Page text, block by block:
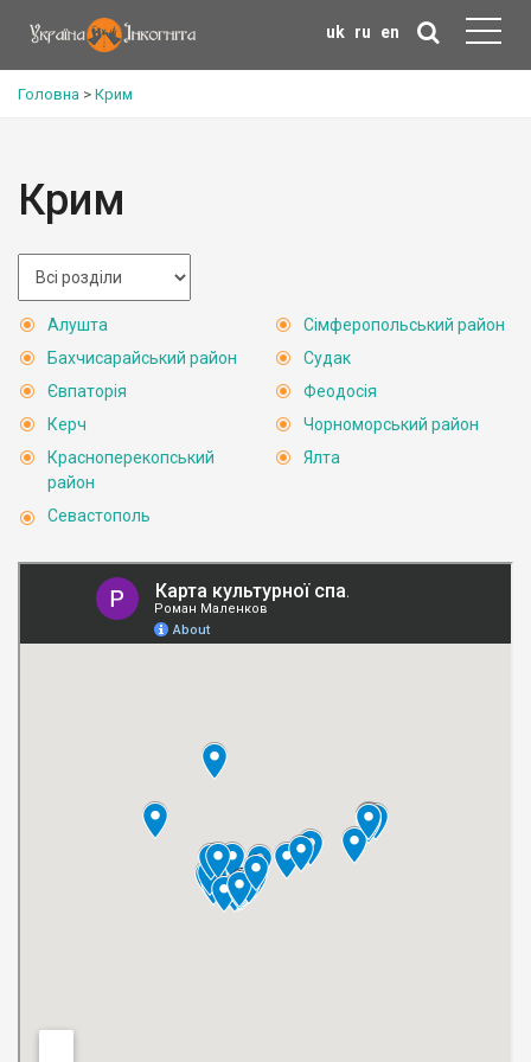
uk ru en
Головна > Крим
Крим
Алушта
Бахчисарайський район
Євпаторія
Керч
Красноперекопський
район
Севастополь
Сімферопольський район
Судак
Феодосія
Чорноморський район
Ялта